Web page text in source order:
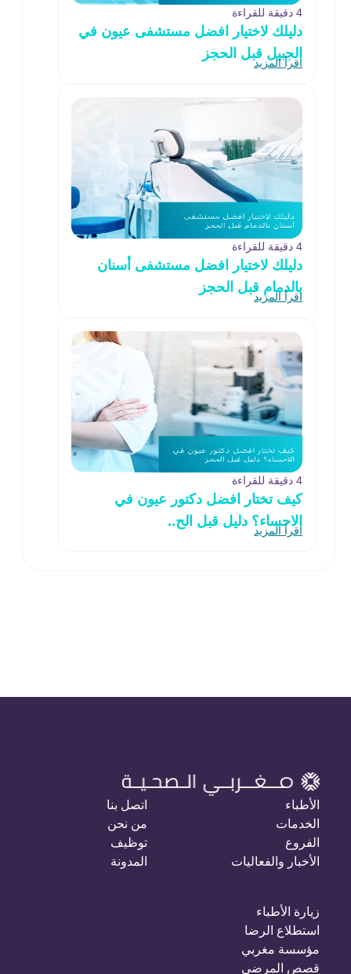
4 دقيقة للقراءة
دليلك لاختيار افضل مستشفى عيون في
الجبيل قبل الحجز
اقرأ المزيد
4 دقيقة للقراءة
دليلك لاختيار افضل مستشفى أسنان
بالدمام قبل الحجز
اقرأ المزيد
4 دقيقة للقراءة
كيف تختار افضل دكتور عيون في
الاحساء؟ دليل قبل الح..
اقرأ المزيد
الأطباء
الخدمات
الفروع
الأخبار والفعاليات
اتصل بنا
من نحن
توظيف
المدونة
زيارة الأطباء
استطلاع الرضا
مؤسسة مغربي
قصص المرضى